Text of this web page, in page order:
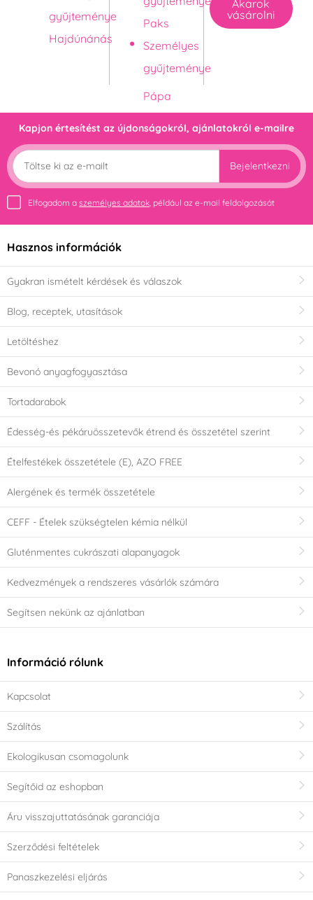
gyűjteménye
Hajdúnánás
Paks
Személyes
gyűjteménye
Akarok
vásárolni
Kapjon értesítést az újdonságokról, ajánlatokról e-mailre
Bejelentkezni
Elfogadom a személyes adatok , például az e-mail feldolgozását
Hasznos információk
Gyakran ismételt kérdések és válaszok
Blog, receptek, utasítások
Letöltéshez
Bevonó anyagfogyasztása
Tortadarabok
Édesség-és pékáruösszetevők étrend és összetétel szerint
Ételfestékek összetétele (E), AZO FREE
Alergének és termék összetétele
CEFF - Ételek szükségtelen kémia nélkül
Gluténmentes cukrászati alapanyagok
Kedvezmények a rendszeres vásárlók számára
Segítsen nekünk az ajánlatban
Információ rólunk
Kapcsolat
Szálítás
Ekologikusan csomagolunk
Segítőid az eshopban
Áru visszajuttatásának garanciája
Szerződési feltételek
Panaszkezelési eljárás